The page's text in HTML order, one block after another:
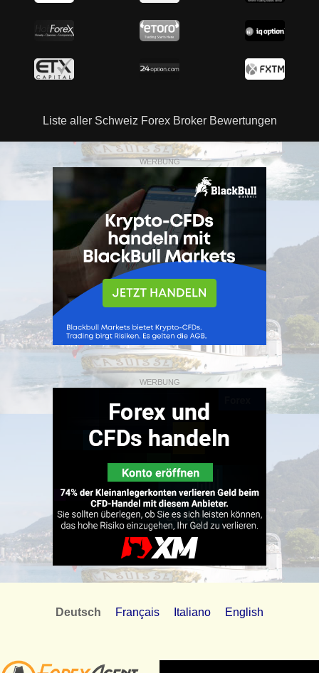
Liste aller Schweiz Forex Broker Bewertungen
WERBUNG
WERBUNG
Deutsch Français Italiano English